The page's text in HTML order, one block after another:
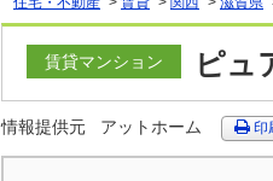
賃貸マンション ピュ
情報提供元 アットホーム 印